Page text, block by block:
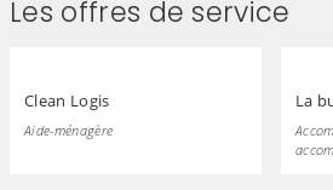
Les offres de service
Clean Logis
Aide-ménagère
La